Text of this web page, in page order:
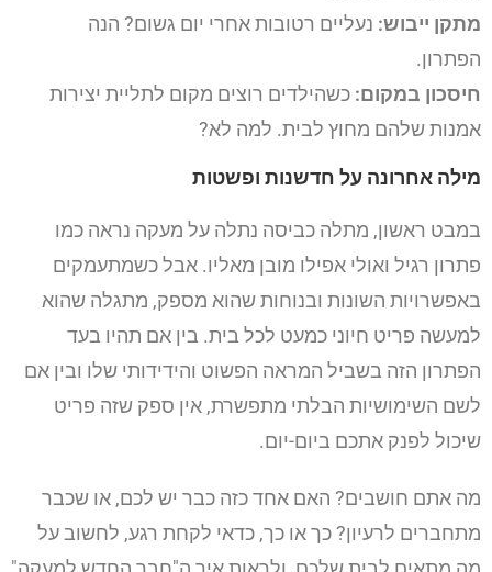
מתקן ייבוש: נעליים רטובות אחרי יום גשום? הנה
הפתרון.
חיסכון במקום: כשהילדים רוצים מקום לתליית יצירות
אמנות שלהם מחוץ לבית. למה לא?
מילה אחרונה על חדשנות ופשטות
במבט ראשון, מתלה כביסה נתלה על מעקה נראה כמו
פתרון רגיל ואולי אפילו מובן מאליו. אבל כשמתעמקים
באפשרויות השונות ובנוחות שהוא מספק, מתגלה שהוא
למעשה פריט חיוני כמעט לכל בית. בין אם תהיו בעד
הפתרון הזה בשביל המראה הפשוט והידידותי שלו ובין אם
לשם השימושיות הבלתי מתפשרת, אין ספק שזה פריט
שיכול לפנק אתכם ביום-יום.
מה אתם חושבים? האם אחד כזה כבר יש לכם, או שכבר
מתחברים לרעיון? כך או כך, כדאי לקחת רגע, לחשוב על